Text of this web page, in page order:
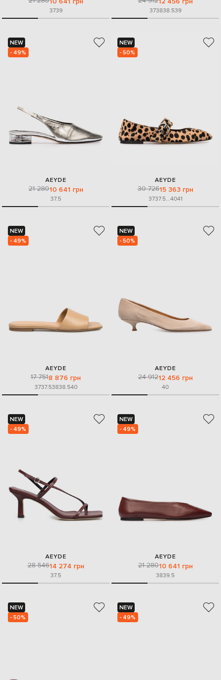
3739 373838.539
NEW
- 49%
AEYDE
21 28010 641 грн
37.5
NEW
- 50%
AEYDE
30 72615 363 грн
3737.5...4041
NEW
- 49%
AEYDE
17 7518 876 грн
3737.53838.540
NEW
- 50%
AEYDE
24 91212 456 грн
40
NEW
- 49%
AEYDE
28 54614 274 грн
37.5
NEW
- 49%
AEYDE
21 28010 641 грн
3839.5
NEW
- 50%
NEW
- 49%